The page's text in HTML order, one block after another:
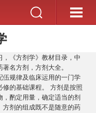
《方剂学》教材目录，中
名方剂，方剂大全。
伍规律及临床运用的一门学
的基础课程。 方剂是按照
酌定用量，确定适当的剂
方剂的组成既不是随意的药